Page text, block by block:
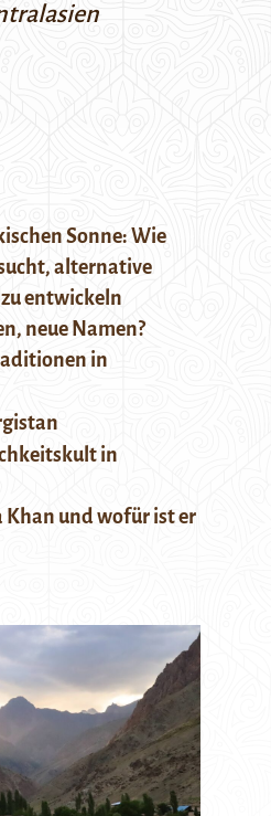
Sonne: Wie
alternative
entwickeln
neue Namen?
in
in
Khan und wofür ist er